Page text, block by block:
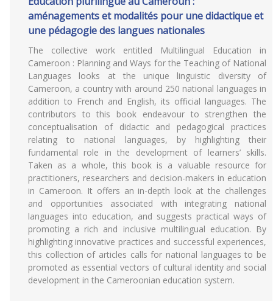
aménagements et modalités pour une didactique et
une pédagogie des langues nationales
The collective work entitled Multilingual Education in
Cameroon : Planning and Ways for the Teaching of National
Languages looks at the unique linguistic diversity of
Cameroon, a country with around 250 national languages in
addition to French and English, its official languages. The
contributors to this book endeavour to strengthen the
conceptualisation of didactic and pedagogical practices
relating to national languages, by highlighting their
fundamental role in the development of learners’ skills.
Taken as a whole, this book is a valuable resource for
practitioners, researchers and decision-makers in education
in Cameroon. It offers an in-depth look at the challenges
and opportunities associated with integrating national
languages into education, and suggests practical ways of
promoting a rich and inclusive multilingual education. By
highlighting innovative practices and successful experiences,
this collection of articles calls for national languages to be
promoted as essential vectors of cultural identity and social
development in the Cameroonian education system.